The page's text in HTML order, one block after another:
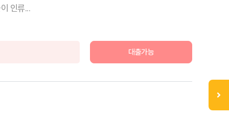
인류...
대출가능